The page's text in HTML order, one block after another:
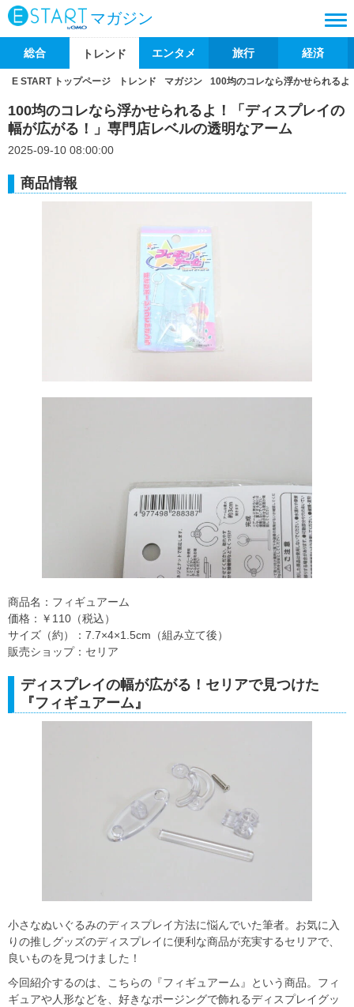
マガジン
総合 トレンド エンタメ 旅行 経済
E START トップページ トレンド マガジン 100均のコレなら浮かせられる
100均のコレなら浮かせられるよ！「ディスプレイの
幅が広がる！」専門店レベルの透明なアーム
2025-09-10 08:00:00
商品情報
商品名：フィギュアーム
価格：￥110（税込）
サイズ（約）：7.7×4×1.5cm（組み立て後）
販売ショップ：セリア
ディスプレイの幅が広がる！セリアで見つけた
『フィギュアーム』
小さなぬいぐるみのディスプレイ方法に悩んでいた筆者。お気に入
りの推しグッズのディスプレイに便利な商品が充実するセリアで、
良いものを見つけました！
今回紹介するのは、こちらの『フィギュアーム』という商品。フィ
ギュアや人形などを、好きなポージングで飾れるディスプレイグッ